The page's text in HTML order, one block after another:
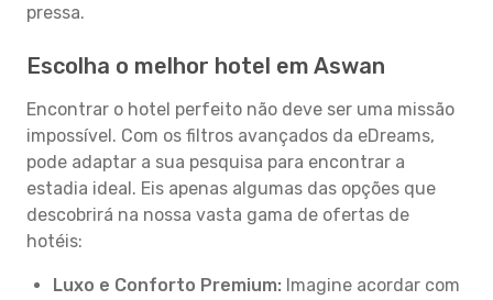
pressa.
Escolha o melhor hotel em Aswan
Encontrar o hotel perfeito não deve ser uma missão
impossível. Com os filtros avançados da eDreams,
pode adaptar a sua pesquisa para encontrar a
estadia ideal. Eis apenas algumas das opções que
descobrirá na nossa vasta gama de ofertas de
hotéis:
Luxo e Conforto Premium: Imagine acordar com